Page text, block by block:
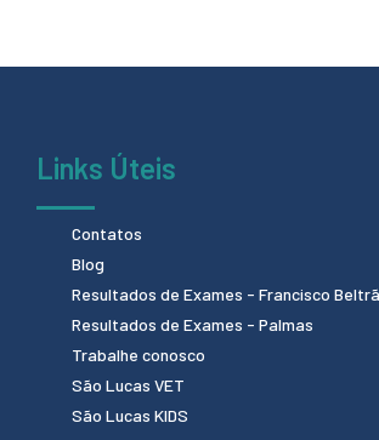
Links Úteis
Contatos
Blog
Resultados de Exames - Francisco
Resultados de Exames - Palmas
Trabalhe conosco
São Lucas VET
São Lucas KIDS